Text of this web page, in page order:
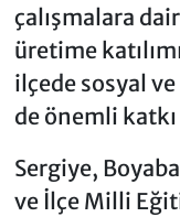
çalışmalara
üretime
ilçede sosyal
de önemli katkı
Sergiye,
ve İlçe Milli